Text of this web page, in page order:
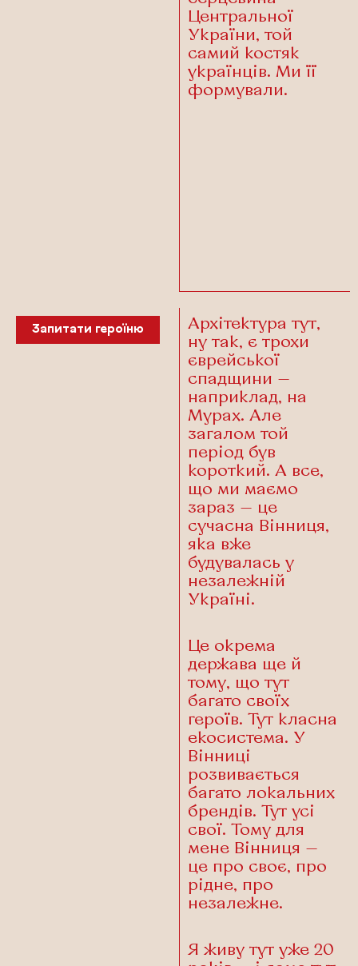
Центральної
України, той
самий костяк
українців. Ми її
формували.
Запитати героїню
Архітектура тут,
ну так, є трохи
єврейської
спадщини —
наприклад, на
Мурах. Але
загалом той
період був
короткий. А все,
що ми маємо
зараз — це
сучасна Вінниця,
яка вже
будувалась у
незалежній
Україні.
Це окрема
держава ще й
тому, що тут
багато своїх
героїв. Тут класна
екосистема. У
Вінниці
розвивається
багато локальних
брендів. Тут усі
свої. Тому для
мене Вінниця —
це про своє, про
рідне, про
незалежне.
Я живу тут уже 20